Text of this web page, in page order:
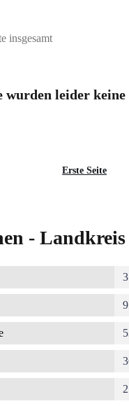
insgesamt
wurden leider keine
Erste
Erste Seite
-